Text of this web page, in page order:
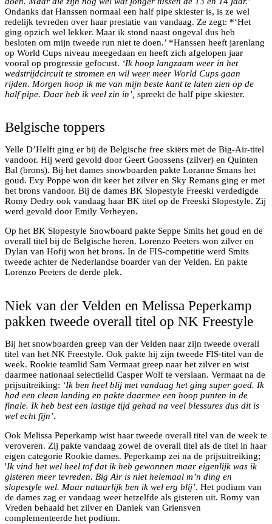
Ondanks dat Hanssen normaal een half pipe skiester is, is ze wel
redelijk tevreden over haar prestatie van vandaag. Ze zegt: *‘Het
ging opzich wel lekker. Maar ik stond naast ongeval dus heb
besloten om mijn tweede run niet te doen.’ *Hanssen heeft jarenlang
op World Cups niveau meegedaan en heeft zich afgelopen jaar
vooral op progressie gefocust. ‘Ik hoop langzaam weer in het
wedstrijdcircuit te stromen en wil weer meer World Cups gaan
rijden. Morgen hoop ik me van mijn beste kant te laten zien op de
half pipe. Daar heb ik veel zin in’, spreekt de half pipe skiester.
Belgische toppers
Yelle D’Helft ging er bij de Belgische free skiërs met de Big-Air-titel
vandoor. Hij werd gevold door Geert Goossens (zilver) en Quinten
Bal (brons). Bij het dames snowboarden pakte Loranne Smans het
goud. Evy Poppe won dit keer het zilver en Sky Remans ging er met
het brons vandoor. Bij de dames BK Slopestyle Freeski verdedigde
Romy Dedry ook vandaag haar BK titel op de Freeski Slopestyle. Zij
werd gevold door Emily Verheyen.
Op het BK Slopestyle Snowboard pakte Seppe Smits het goud en de
overall titel bij de Belgische heren. Lorenzo Peeters won zilver en
Dylan van Hofij won het brons. In de FIS-competitie werd Smits
tweede achter de Nederlandse boarder van der Velden. En pakte
Lorenzo Peeters de derde plek.
Niek van der Velden en Melissa Peperkamp
pakken tweede overall titel op NK Freestyle
Bij het snowboarden greep van der Velden naar zijn tweede overall
titel van het NK Freestyle. Ook pakte hij zijn tweede FIS-titel van de
week. Rookie teamlid Sam Vermaat greep naar het zilver en wist
daarmee nationaal selectielid Casper Wolf te verslaan. Vermaat na de
prijsuitreiking: ‘Ik ben heel blij met vandaag het ging super goed. Ik
had een clean landing en pakte daarmee een hoop punten in de
finale. Ik heb best een lastige tijd gehad na veel blessures dus dit is
wel echt fijn’.
Ook Melissa Peperkamp wist haar tweede overall titel van de week te
veroveren. Zij pakte vandaag zowel de overall titel als de titel in haar
eigen categorie Rookie dames. Peperkamp zei na de prijsuitreiking;
'Ik vind het wel heel tof dat ik heb gewonnen maar eigenlijk was ik
gisteren meer tevreden. Big Air is niet helemaal m’n ding en
slopestyle wel. Maar natuurlijk ben ik wel erg blij’. Het podium van
de dames zag er vandaag weer hetzelfde als gisteren uit. Romy van
Vreden behaald het zilver en Daniek van Griensven
complementeerde het podium.